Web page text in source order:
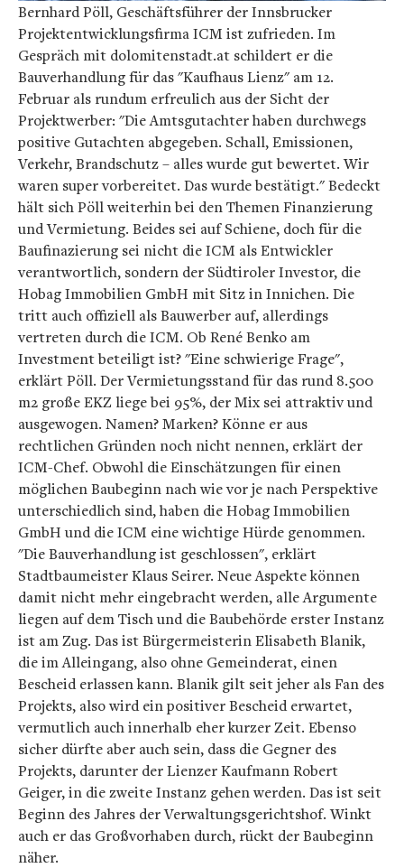
Bernhard Pöll, Geschäftsführer der Innsbrucker
Projektentwicklungsfirma ICM ist zufrieden. Im
Gespräch mit dolomitenstadt.at schildert er die
Bauverhandlung für das "Kaufhaus Lienz" am 12.
Februar als rundum erfreulich aus der Sicht der
Projektwerber: "Die Amtsgutachter haben durchwegs
positive Gutachten abgegeben. Schall, Emissionen,
Verkehr, Brandschutz – alles wurde gut bewertet. Wir
waren super vorbereitet. Das wurde bestätigt." Bedeckt
hält sich Pöll weiterhin bei den Themen Finanzierung
und Vermietung. Beides sei auf Schiene, doch für die
Baufinazierung sei nicht die ICM als Entwickler
verantwortlich, sondern der Südtiroler Investor, die
Hobag Immobilien GmbH mit Sitz in Innichen. Die
tritt auch offiziell als Bauwerber auf, allerdings
vertreten durch die ICM. Ob René Benko am
Investment beteiligt ist? "Eine schwierige Frage",
erklärt Pöll. Der Vermietungsstand für das rund 8.500
m2 große EKZ liege bei 95%, der Mix sei attraktiv und
ausgewogen. Namen? Marken? Könne er aus
rechtlichen Gründen noch nicht nennen, erklärt der
ICM-Chef. Obwohl die Einschätzungen für einen
möglichen Baubeginn nach wie vor je nach Perspektive
unterschiedlich sind, haben die Hobag Immobilien
GmbH und die ICM eine wichtige Hürde genommen.
"Die Bauverhandlung ist geschlossen", erklärt
Stadtbaumeister Klaus Seirer. Neue Aspekte können
damit nicht mehr eingebracht werden, alle Argumente
liegen auf dem Tisch und die Baubehörde erster Instanz
ist am Zug. Das ist Bürgermeisterin Elisabeth Blanik,
die im Alleingang, also ohne Gemeinderat, einen
Bescheid erlassen kann. Blanik gilt seit jeher als Fan des
Projekts, also wird ein positiver Bescheid erwartet,
vermutlich auch innerhalb eher kurzer Zeit. Ebenso
sicher dürfte aber auch sein, dass die Gegner des
Projekts, darunter der Lienzer Kaufmann Robert
Geiger, in die zweite Instanz gehen werden. Das ist seit
Beginn des Jahres der Verwaltungsgerichtshof. Winkt
auch er das Großvorhaben durch, rückt der Baubeginn
näher.